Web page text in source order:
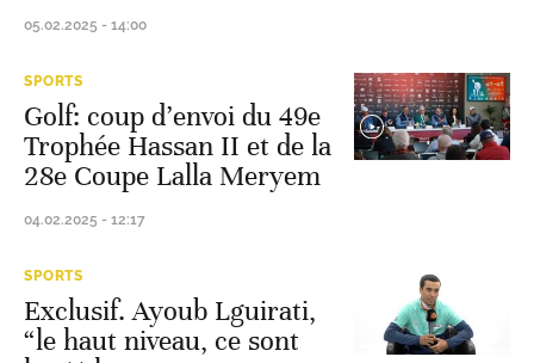
05.02.2025 - 14:00
SPORTS
Golf: coup d’envoi du 49e
Trophée Hassan II et de la
28e Coupe Lalla Meryem
04.02.2025 - 12:17
SPORTS
Exclusif. Ayoub Lguirati,
“le haut niveau, ce sont